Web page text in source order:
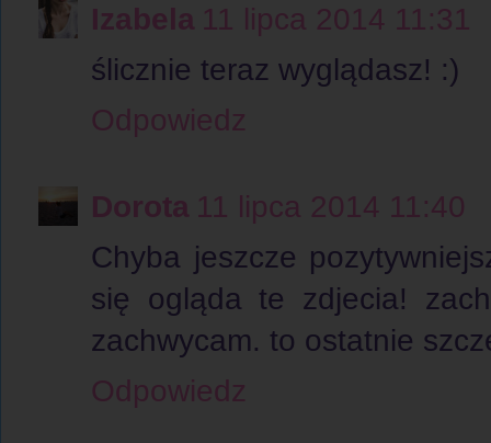
Izabela 11 lipca 2014 11:31
ślicznie teraz wyglądasz! :)
Odpowiedz
Dorota 11 lipca 2014 11:40
Chyba jeszcze
się ogląda te zdjecia!
zachwycam. to ostatnie
Odpowiedz